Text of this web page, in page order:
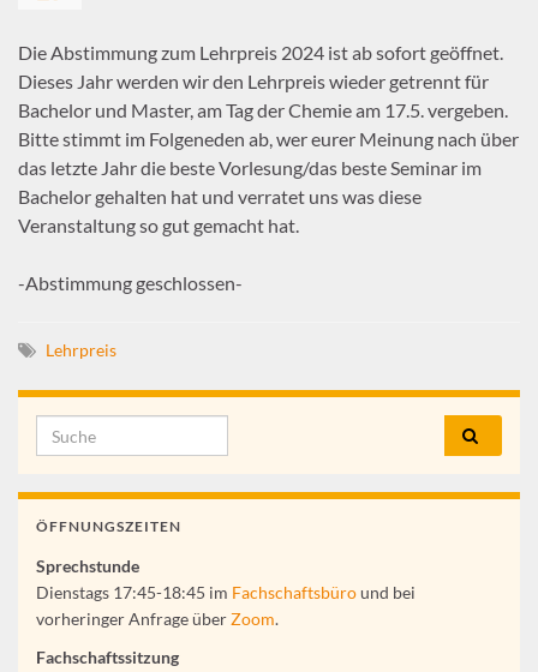
Die Abstimmung zum Lehrpreis 2024 ist ab sofort geöffnet.
Dieses Jahr werden wir den Lehrpreis wieder getrennt für
Bachelor und Master, am Tag der Chemie am 17.5. vergeben.
Bitte stimmt im Folgeneden ab, wer eurer Meinung nach über
das letzte Jahr die beste Vorlesung/das beste Seminar im
Bachelor gehalten hat und verratet uns was diese
Veranstaltung so gut gemacht hat.
-Abstimmung geschlossen-
Lehrpreis
Search for:
ÖFFNUNGSZEITEN
Sprechstunde
Dienstags 17:45-18:45 im Fachschaftsbüround bei
vorheringer Anfrage überZoom.
Fachschaftssitzung